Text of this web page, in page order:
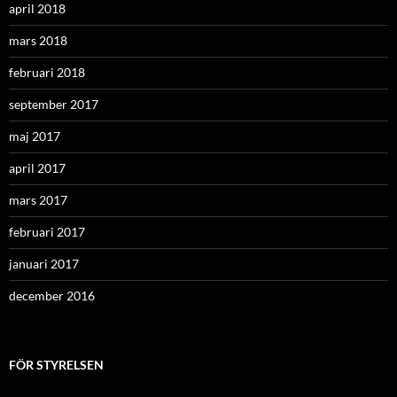
april 2018
mars 2018
februari 2018
september 2017
maj 2017
april 2017
mars 2017
februari 2017
januari 2017
december 2016
FÖR STYRELSEN